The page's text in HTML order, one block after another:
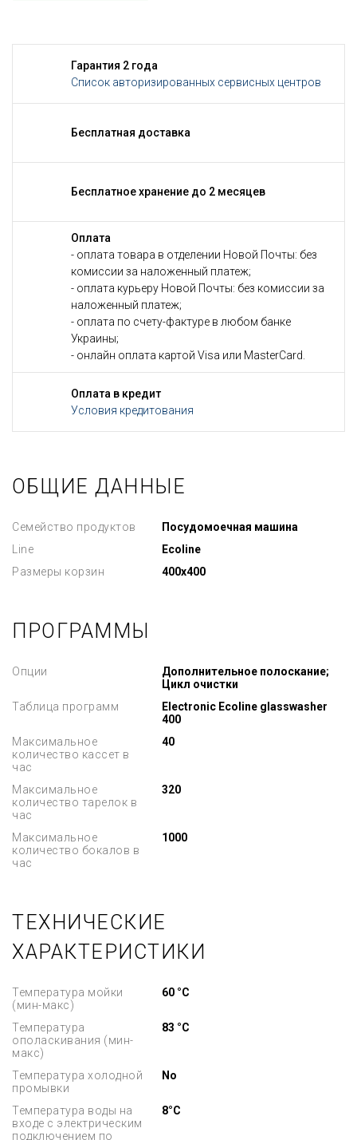
Гарантия 2 года
Список авторизированных сервисных центров
Бесплатная доставка
Бесплатное хранение до 2 месяцев
Оплата
- оплата товара в отделении Новой Почты: без
комиссии за наложенный платеж;
- оплата курьеру Новой Почты: без комиссии за
наложенный платеж;
- оплата по счету-фактуре в любом банке
Украины;
- онлайн оплата картой Visa или MasterCard.
Оплата в кредит
Условия кредитования
ОБЩИЕ ДАННЫЕ
Семейство продуктов
Посудомоечная машина
Line
Ecoline
Размеры корзин
400x400
ПРОГРАММЫ
Опции
Дополнительное полоскание;
Цикл очистки
Таблица программ
Electronic Ecoline glasswasher
400
Максимальное
количество кассет в
час
40
Максимальное
количество тарелок в
час
320
Максимальное
количество бокалов в
час
1000
ТЕХНИЧЕСКИЕ
ХАРАКТЕРИСТИКИ
Температура мойки
(мин-макс)
60 °C
Температура
ополаскивания (мин-
макс)
83 °C
Температура холодной
промывки
No
Температура воды на
входе с электрическим
подключением по
8°C